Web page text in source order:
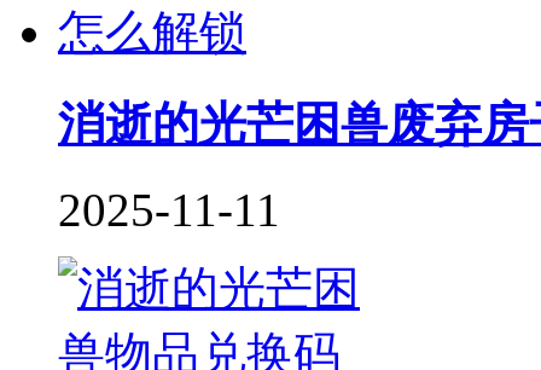
消逝的光芒困兽废弃
2025-11-11